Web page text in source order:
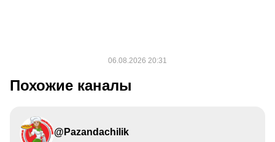
Похожие каналы
@Pazandachilik